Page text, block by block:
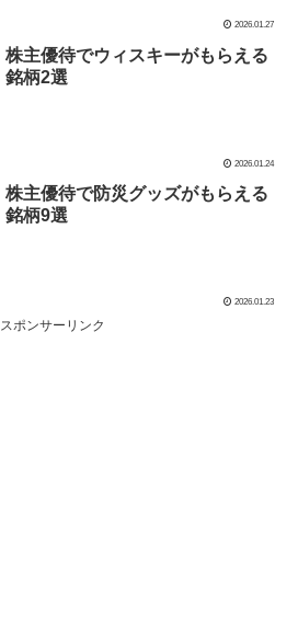
2026.01.27
株主優待でウィスキーがもらえる
銘柄2選
2026.01.24
株主優待で防災グッズがもらえる
銘柄9選
2026.01.23
スポンサーリンク